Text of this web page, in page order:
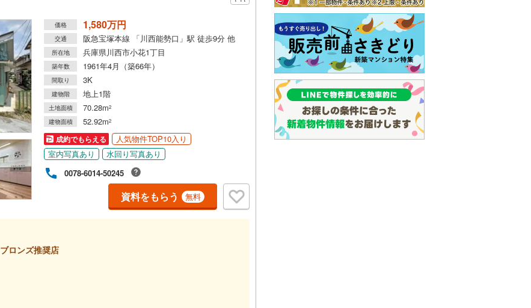
価格 1,580万円
交通 阪急宝塚本線 「川西能勢口」駅 徒歩9分 他
所在地 兵庫県川西市小花1丁目
築年数 1961年4月（築66年）
間取り 3K
建物階 地上1階
土地面積 70.28m2
建物面積 52.92m2
成約でもらえる
人気物件TOP10入り
室内写真あり
水回り写真あり
0078-6014-50245
資料をもらう 無料
ブロンズ推奨店